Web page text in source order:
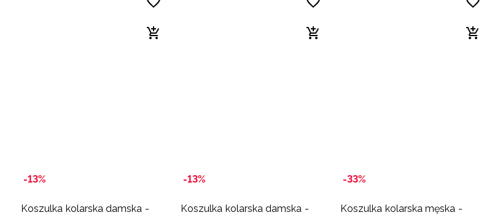
-13%
Koszulka kolarska damska -
-13%
Koszulka kolarska damska -
-33%
Koszulka kolarska męska -